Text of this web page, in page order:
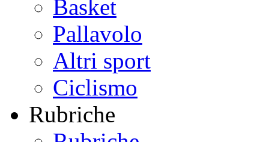
Basket
Pallavolo
Altri sport
Ciclismo
Rubriche